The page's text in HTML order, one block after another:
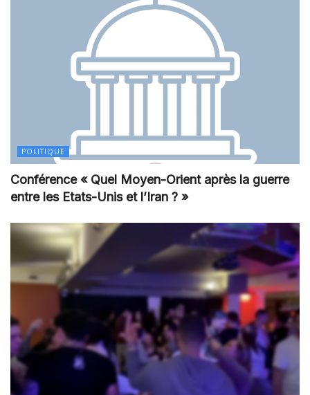
POLITIQUE
Conférence « Quel Moyen-Orient après la guerre
entre les Etats-Unis et l’Iran ? »